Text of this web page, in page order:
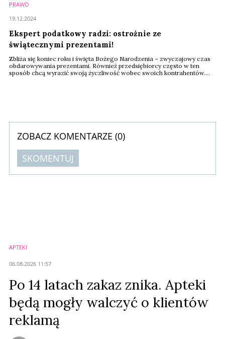
PRAWO
Ekspert podatkowy radzi: ostrożnie ze
świątecznymi prezentami!
Zbliża się koniec roku i święta Bożego Narodzenia – zwyczajowy czas
obdarowywania prezentami. Również przedsiębiorcy często w ten
sposób chcą wyrazić swoją życzliwość wobec swoich kontrahentów.
19.12.2024
ZOBACZ KOMENTARZE (0)
SKOMENTUJ
APTEKI
06.08.2026 11:57
Po 14 latach zakaz znika. Apteki
będą mogły walczyć o klientów
reklamą